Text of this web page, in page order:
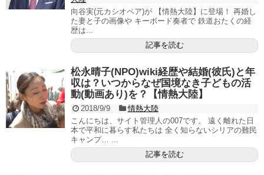
向谷実(元カシオペア)が 【情熱大陸】に登場！ 再婚し
た妻と子の画像や キーボード奏者で 鉄道おたくの経
歴は...
記事を読む
松永晴子(NPO)wiki経歴や結婚(彼氏)と年
収は？いつからなぜ国境なき子どもの活
動(動画あり)を？【情熱大陸】
2018/9/9
情熱大陸
こんにちは、サイト管理人の007です。 遠く離れた日
本で平和に暮らす私たちは 全く知らないシリアの難民
キャンプ… ...
記事を読む